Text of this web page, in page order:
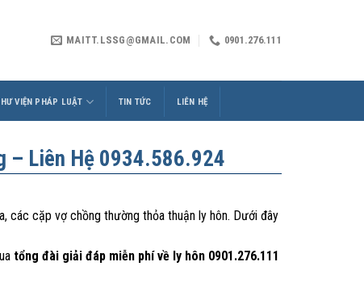
MAITT.LSSG@GMAIL.COM 0901.276.111
VIỆN PHÁP LUẬT TIN TỨC LIÊN HỆ
– Liên Hệ 0934.586.924
các cặp vợ chồng thường thỏa thuận ly hôn. Dưới đây
tổng đài giải đáp miễn phí về ly hôn 0901.276.111